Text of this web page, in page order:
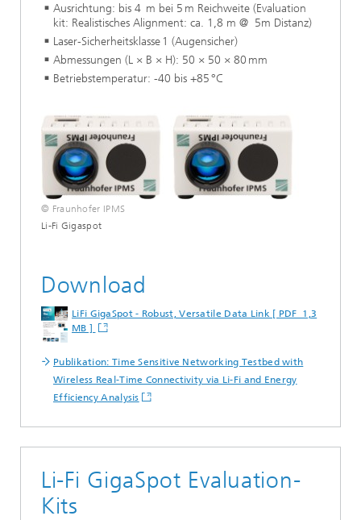
Ausrichtung: bis 4 m bei 5 m Reichweite (Evaluation
kit: Realistisches Alignment: ca. 1,8 m @ 5m Distanz)
Laser-Sicherheitsklasse 1 (Augensicher)
Abmessungen (L × B × H): 50 × 50 × 80 mm
Betriebstemperatur: -40 bis +85 °C
© Fraunhofer IPMS
Li-Fi Gigaspot
Download
LiFi GigaSpot - Robust, Versatile Data Link [ PDF 1,3
MB ]
Publikation: Time Sensitive Networking Testbed with
Wireless Real-Time Connectivity via Li-Fi and Energy
Efficiency Analysis
Li-Fi GigaSpot Evaluation-
Kits